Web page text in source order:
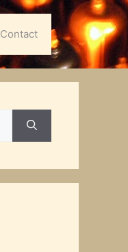
Contact